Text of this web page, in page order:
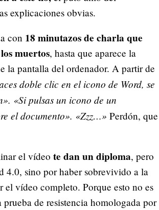
explicaciones obvias.
con 18 minutazos de charla que
muertos, hasta que aparece la
la pantalla del ordenador. A partir de
doble clic en el icono de Word, se
«Si pulsas un icono de un
el documento». «Zzz…» Perdón, que
el vídeo te dan un diploma, pero
4.0, sino por haber sobrevivido a la
el vídeo completo. Porque esto no es
de resistencia homologada por